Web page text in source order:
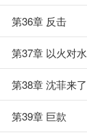
第36章 反击
第37章 以火对水
第38章 沈菲来了
第39章 巨款